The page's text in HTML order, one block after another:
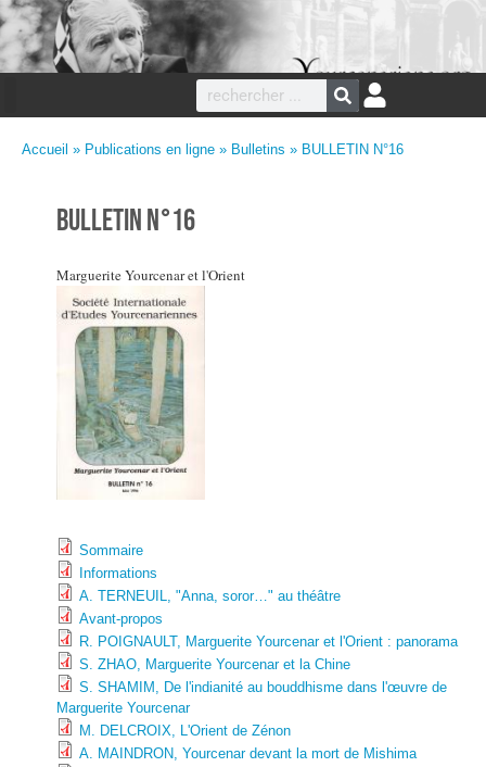
Accueil » Publications en ligne » Bulletins » BULLETIN N°16
BULLETIN N°16
Marguerite Yourcenar et l'Orient
Sommaire
Informations
A. TERNEUIL, "Anna, soror…" au théâtre
Avant-propos
R. POIGNAULT, Marguerite Yourcenar et l'Orient : panorama
S. ZHAO, Marguerite Yourcenar et la Chine
S. SHAMIM, De l'indianité au bouddhisme dans l'œuvre de
Marguerite Yourcenar
M. DELCROIX, L'Orient de Zénon
A. MAINDRON, Yourcenar devant la mort de Mishima